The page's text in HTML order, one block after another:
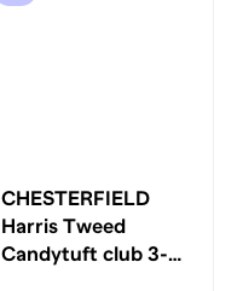
CHESTERFIELD
Harris Tweed
Candytuft club 3-